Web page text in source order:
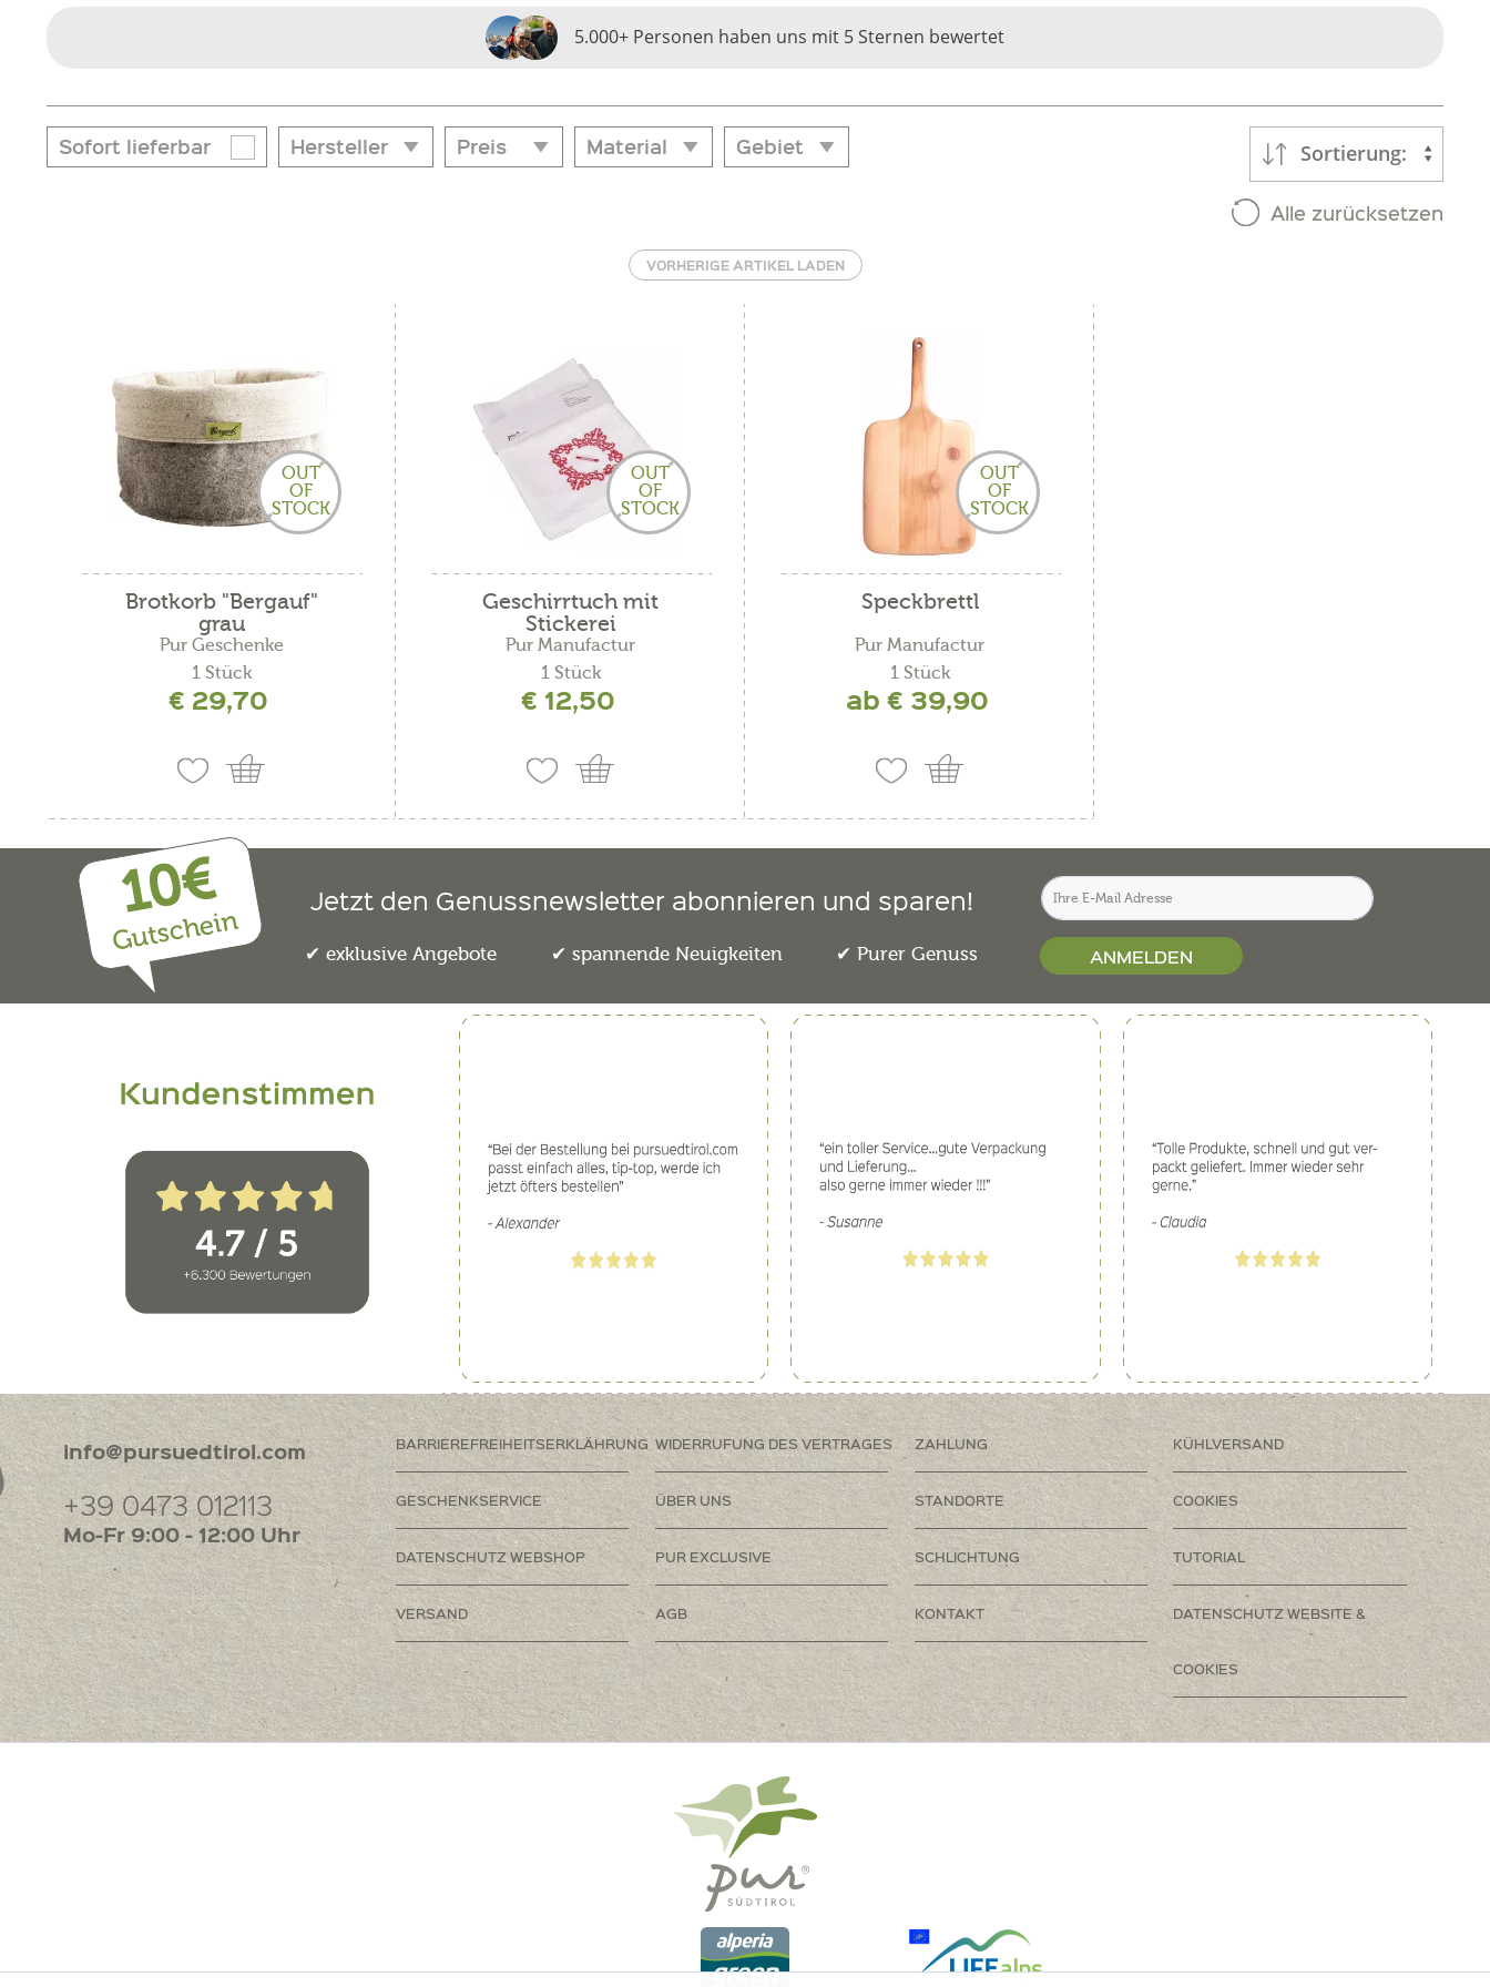
5.000+ Personen haben uns mit 5 Sternen bewertet
Sortierung:
Sofort lieferbar Hersteller
Pur Geschenke
Pur Manufactur
Schmid Speck
Preis Gebiet
Meran & Umgebung
St. Gallen
Vinschgau
Material
Wolle
Alle zurücksetzen
VORHERIGE ARTIKEL LADEN
OUT
OF
STOCK
Brotkorb "Bergauf"
grau
Pur Geschenke
1 Stück
€ 29,70
OUT
OF
STOCK
Geschirrtuch mit
Stickerei
Pur Manufactur
1 Stück
€ 12,50
OUT
OF
STOCK
Speckbrettl
Pur Manufactur
1 Stück
ab € 39,90
10€
Gutschein
Jetzt den Genussnewsletter abonnieren und sparen!
exklusive Angebote spannende Neuigkeiten Purer Genuss ANMELDEN
info@pursuedtirol.com
+39 0473 012113
Mo-Fr 9:00 - 12:00 Uhr
BARRIEREFREIHEITSERKLÄHRUNG WIDERRUFUNG DES VERTRAGES ZAHLUNG KÜHLVERSAND
GESCHENKSERVICE ÜBER UNS STANDORTE COOKIES
DATENSCHUTZ WEBSHOP PUR EXCLUSIVE SCHLICHTUNG TUTORIAL
VERSAND AGB KONTAKT DATENSCHUTZ WEBSITE &
COOKIES